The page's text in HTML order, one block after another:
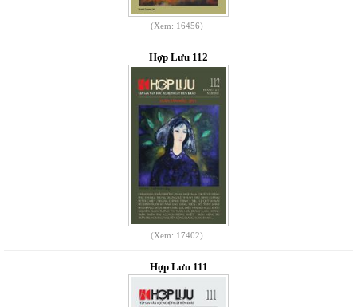
(Xem: 16456)
Hợp Lưu 112
(Xem: 17402)
Hợp Lưu 111